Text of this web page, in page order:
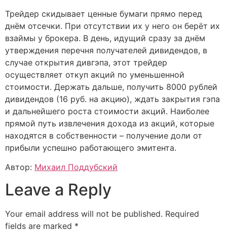
Трейдер скидывает ценные бумаги прямо перед
днём отсечки. При отсутствии их у него он берёт их
взаймы у брокера. В день, идущий сразу за днём
утверждения перечня получателей дивидендов, в
случае открытия дивгэпа, этот трейдер
осуществляет откуп акций по уменьшенной
стоимости. Держать дальше, получить 8000 рублей
дивидендов (16 руб. на акцию), ждать закрытия гэпа
и дальнейшего роста стоимости акций. Наиболее
прямой путь извлечения дохода из акций, которые
находятся в собственности – получение доли от
прибыли успешно работающего эмитента.
Автор: Михаил Поддубский
Leave a Reply
Your email address will not be published. Required
fields are marked *